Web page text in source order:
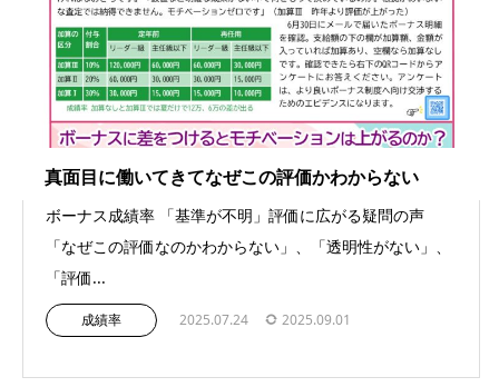
真面目に働いてきてなぜこの評価かわからない
ボーナス成績率 「基準が不明」評価に広がる疑問の声
「なぜこの評価なのかわからない」、「透明性がない」、
「評価...
成績率 2025.07.24 2025.09.01